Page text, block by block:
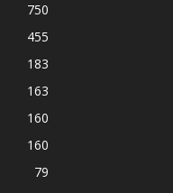
750
455
183
163
160
160
79